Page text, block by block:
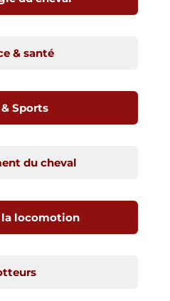
& santé
Sports
du cheval
la locomotion